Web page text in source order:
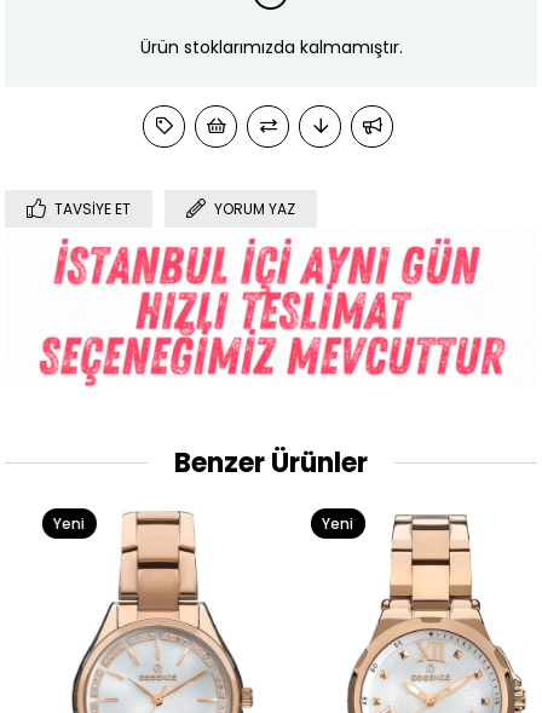
Ürün stoklarımızda kalmamıştır.
TAVSIYE ET YORUM YAZ
Benzer Ürünler
Yeni
Yeni